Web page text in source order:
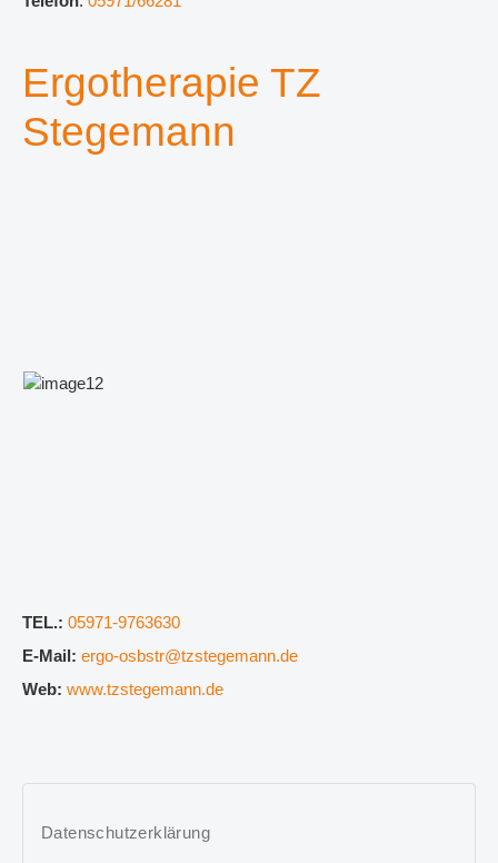
Ergotherapie TZ
Stegemann
TEL.: 05971-9763630
E-Mail: ergo-osbstr@tzstegemann.de
Web: www.tzstegemann.de
Datenschutzerklärung